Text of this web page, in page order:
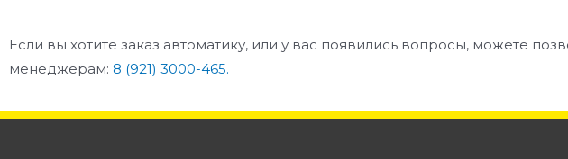
Если вы хотите заказ автоматику, или у вас появились вопросы, можете
менеджерам: 8 (921) 3000-465.